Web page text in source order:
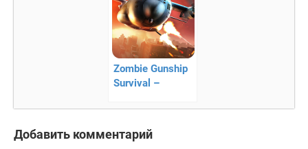
Zombie Gunship
Survival –
зомби с
воздуха!
Добавить комментарий